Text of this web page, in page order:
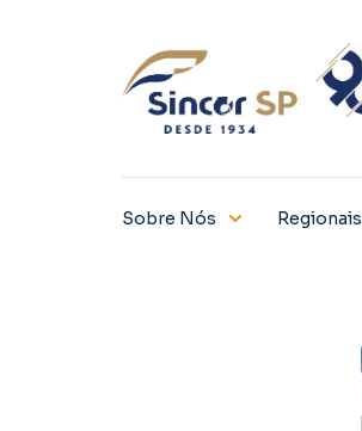
Sobre Nós Regionais